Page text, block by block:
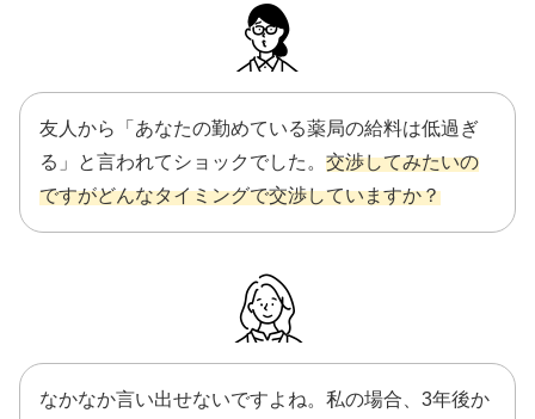
友人から「あなたの勤めている薬局の給料は低過ぎ
る」と言われてショックでした。 交渉してみたいの
ですがどんなタイミングで交渉していますか？
なかなか言い出せないですよね。私の場合、3年後か